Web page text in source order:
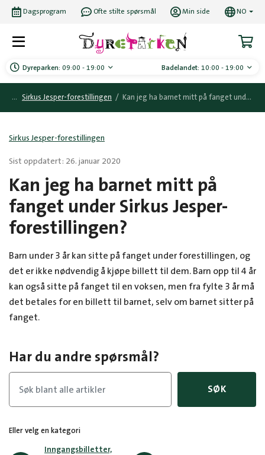
Dyreparken: 09:00 - 19:00 Badelandet: 10:00 - 19:00
Dagsprogram Ofte stilte spørsmål Min side NO
Sirkus Jesper-forestillingen / Kan jeg ha barnet mitt på fanget under Sirkus Jesper-forestillingen?
Sirkus Jesper-forestillingen
Sist oppdatert: 26. januar 2020
Kan jeg ha barnet mitt på
fanget under Sirkus Jesper-
forestillingen?
Barn under 3 år kan sitte på fanget under forestillingen, og
det er ikke nødvendig å kjøpe billett til dem. Barn opp til 4 år
kan også sitte på fanget til en voksen, men fra fylte 3 år må
det betales for en billett til barnet, selv om barnet sitter på
fanget.
Har du andre spørsmål?
SØK
Eller velg en kategori
Inngangsbilletter,